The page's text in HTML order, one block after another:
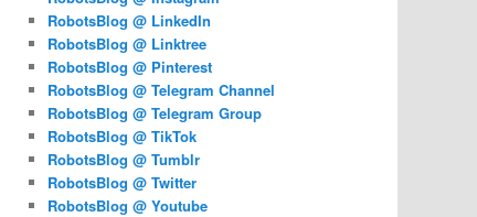
RobotsBlog @ LinkedIn
RobotsBlog @ Linktree
RobotsBlog @ Pinterest
RobotsBlog @ Telegram Channel
RobotsBlog @ Telegram Group
RobotsBlog @ TikTok
RobotsBlog @ Tumblr
RobotsBlog @ Twitter
RobotsBlog @ Youtube